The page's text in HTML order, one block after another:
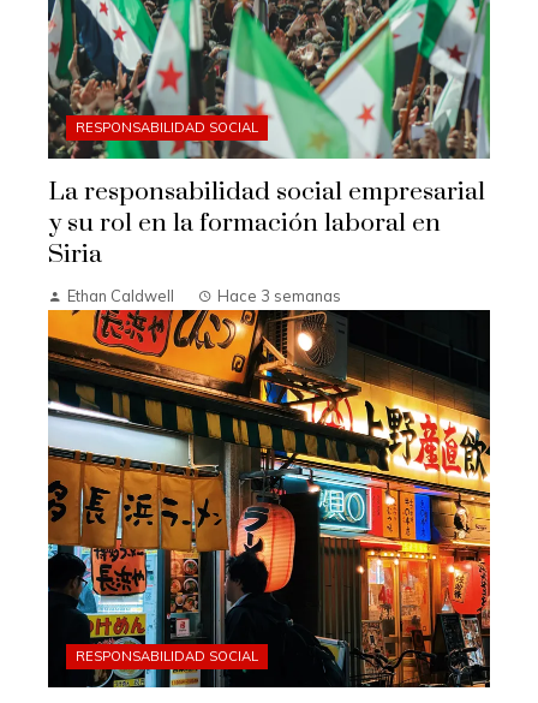
RESPONSABILIDAD SOCIAL
La responsabilidad social empresarial
y su rol en la formación laboral en
Siria
Ethan Caldwell Hace 3 semanas
RESPONSABILIDAD SOCIAL